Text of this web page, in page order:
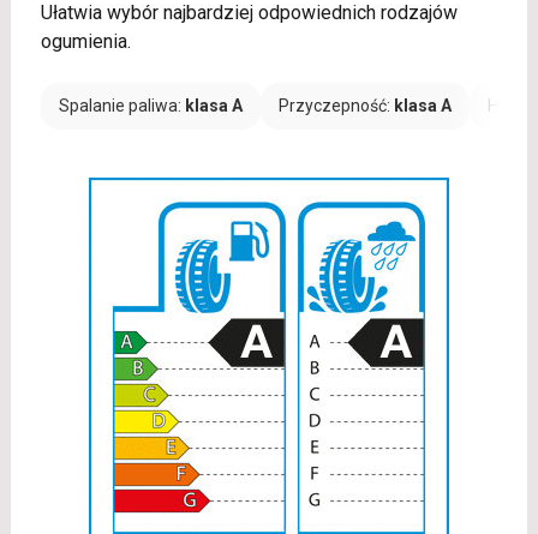
Ułatwia wybór najbardziej odpowiednich rodzajów
ogumienia.
Spalanie paliwa: klasa A Przyczepność: klasa A Hałas: